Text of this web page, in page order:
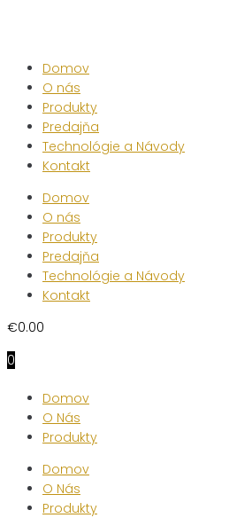
Domov
O nás
Produkty
Predajňa
Technológie a Návody
Kontakt
Domov
O nás
Produkty
Predajňa
Technológie a Návody
Kontakt
€0.00
0
Domov
O Nás
Produkty
Domov
O Nás
Produkty